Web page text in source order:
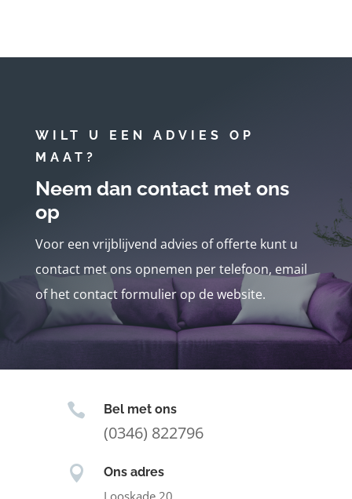
WILT U EEN ADVIES OP
MAAT?
Neem dan contact met ons
op
Voor een vrijblijvend advies of offerte kunt u
contact met ons opnemen per telefoon, email
of het contact formulier op de website.
 Bel met ons
(0346) 822796
 Ons adres
Looskade 20